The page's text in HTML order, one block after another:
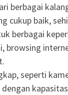
berbagai
cukup baik,
berbagai
browsing
seperti